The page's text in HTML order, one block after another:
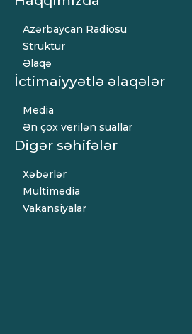
Azərbaycan Radiosu
Struktur
Əlaqə
İctimaiyyətlə əlaqələr
Media
Ən çox verilən suallar
Digər səhifələr
Xəbərlər
Multimedia
Vakansiyalar